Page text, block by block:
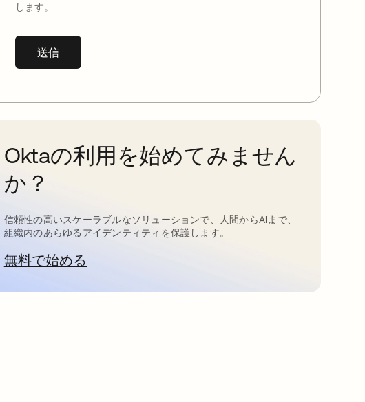
します。
送信
Oktaの利用を始めてみません
か？
信頼性の高いスケーラブルなソリューションで、人間からAIまで、
組織内のあらゆるアイデンティティを保護します。
無料で始める新しいタブで開く